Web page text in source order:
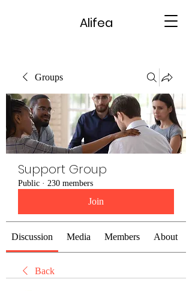
Alifea
Groups
Support Group
Public · 230 members
Join
Discussion Media Members About
Back